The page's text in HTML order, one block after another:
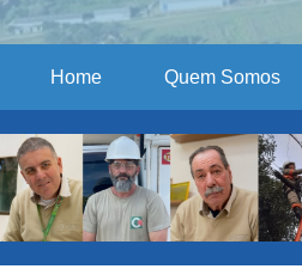
Home Quem Somos